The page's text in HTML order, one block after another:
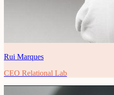
Rui Marques
CEO Relational Lab